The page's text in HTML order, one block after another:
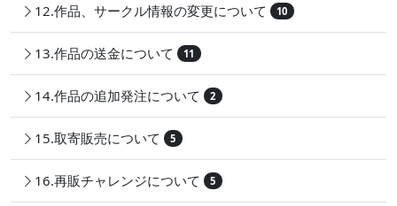
12.作品、サークル情報の変更について 10
13.作品の送金について 11
14.作品の追加発注について 2
15.取寄販売について 5
16.再販チャレンジについて 5